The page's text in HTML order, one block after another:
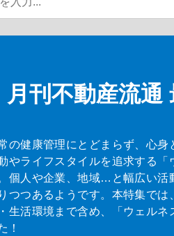
月刊不動産流通
の健康管理にとどまらず、心
やライフスタイルを追求する「
個人や企業、地域…と幅広い活
つつあるようです。本特集で
生活環境まで含め、「ウェルネ
！